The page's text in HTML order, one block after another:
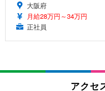
大阪府
月給28万円～34万円
正社員
アクセ